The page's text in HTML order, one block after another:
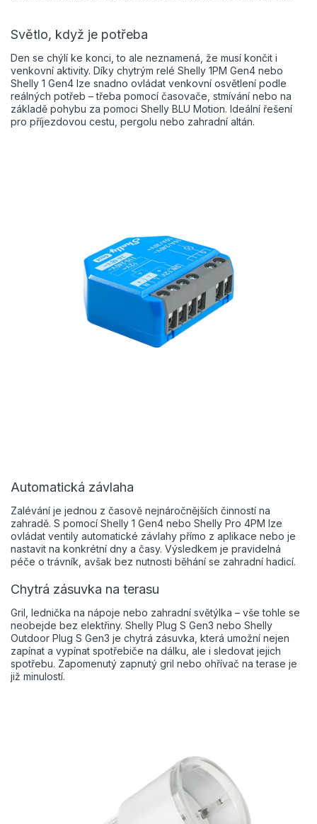
Světlo, když je potřeba
Den se chýlí ke konci, to ale neznamená, že musí končit i
venkovní aktivity. Díky chytrým relé Shelly 1PM Gen4 nebo
Shelly 1 Gen4 lze snadno ovládat venkovní osvětlení podle
reálných potřeb – třeba pomocí časovače, stmívání nebo na
základě pohybu za pomoci Shelly BLU Motion. Ideální řešení
pro příjezdovou cestu, pergolu nebo zahradní altán.
Automatická závlaha
Zalévání je jednou z časově nejnáročnějších činností na
zahradě. S pomocí Shelly 1 Gen4 nebo Shelly Pro 4PM lze
ovládat ventily automatické závlahy přímo z aplikace nebo je
nastavit na konkrétní dny a časy. Výsledkem je pravidelná
péče o trávník, avšak bez nutnosti běhání se zahradní hadicí.
Chytrá zásuvka na terasu
Gril, lednička na nápoje nebo zahradní světýlka – vše tohle se
neobejde bez elektřiny. Shelly Plug S Gen3 nebo Shelly
Outdoor Plug S Gen3 je chytrá zásuvka, která umožní nejen
zapínat a vypínat spotřebiče na dálku, ale i sledovat jejich
spotřebu. Zapomenutý zapnutý gril nebo ohřívač na terase je
již minulostí.